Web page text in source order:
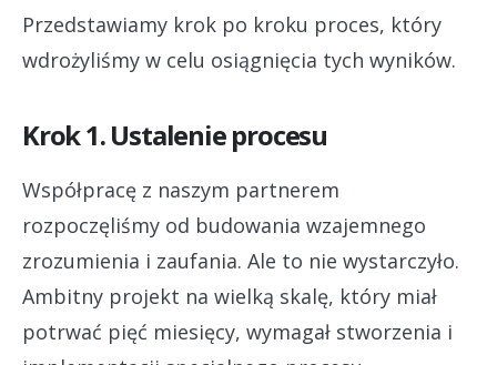
Przedstawiamy krok po kroku proces, który
wdrożyliśmy w celu osiągnięcia tych wyników.
Krok 1. Ustalenie procesu
Współpracę z naszym partnerem
rozpoczęliśmy od budowania wzajemnego
zrozumienia i zaufania. Ale to nie wystarczyło.
Ambitny projekt na wielką skalę, który miał
potrwać pięć miesięcy, wymagał stworzenia i